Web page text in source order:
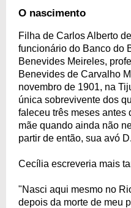
O nascimento
Filha de Carlos Alberto
funcionário do Banco do
Benevides Meireles,
Benevides de Carvalho
novembro de 1901, na
única sobrevivente dos
faleceu três meses antes
mãe quando ainda não
partir de então, sua avó
Cecília escreveria mais
"Nasci aqui mesmo no
depois da morte de meu